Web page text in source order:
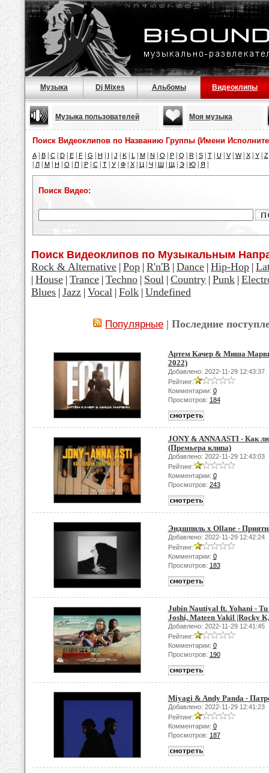
Музыка Dj Mixes Альбомы Видеоклипы
Музыка пользователей Моя музыка
Поиск Видеоклипов по Названию Группы (Имени
A| B| C| D| E| F| G H I J K| L | M| N O P| Q R| S| T| U| V| W| X| Y| Z
Л| М| Н О П Р| С| Т| У| Ф| Х| Ц| Ч| Ш| Щ| Э| Ю| Я
Поиск Видео:
Поиск Видеоклипов по Музыкальным
Rock & Alternative | Pop | R'n'B | Dance | Hip-Hop |
| House | Trance | Techno | Soul | Country | Punk |
Blues | Jazz | Vocal | Folk | Undefined
Популярные | Последние
Артем Качер & Миша
2022)
Добавлено: 2022-11-29 12:43:37
Рейтинг:
Комментарии: 0
Просмотров: 184
JONY & ANNA ASTI - Как
(Премьера клипа)
Добавлено: 2022-11-29 12:43:03
Рейтинг:
Комментарии: 0
Просмотров: 243
Эндшпиль x Ollane -
Добавлено: 2022-11-29 12:42:24
Рейтинг:
Комментарии: 0
Просмотров: 183
Jubin Nautiyal ft. Yohani - Tu
Joshi, Mateen Vakil |Rocky
Добавлено: 2022-11-29 12:41:45
Рейтинг:
Комментарии: 0
Просмотров: 190
Miyagi & Andy Panda -
Добавлено: 2022-11-29 12:41:23
Рейтинг:
Комментарии: 0
Просмотров: 187